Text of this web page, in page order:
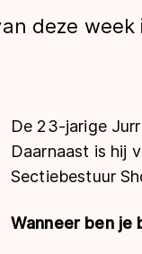
deze
De 23-jarige
Daarnaast is hij
Sectiebestuur
Wanneer ben je